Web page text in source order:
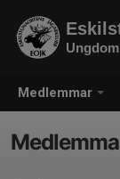
Medlemmar
Ungdom